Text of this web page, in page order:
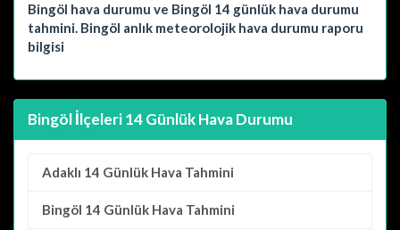
Bingöl hava durumu ve Bingöl 14 günlük hava durumu
tahmini. Bingöl anlık meteorolojik hava durumu raporu
bilgisi
Bingöl İlçeleri 14 Günlük Hava Durumu
Adaklı 14 Günlük Hava Tahmini
Bingöl 14 Günlük Hava Tahmini